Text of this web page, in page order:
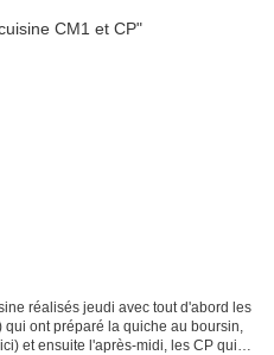
réalisés jeudi avec tout d'abord les
ont préparé la quiche au boursin,
et ensuite l'après-midi, les CP qui